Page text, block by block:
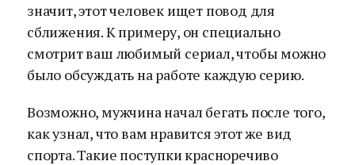
значит, этот человек ищет повод для
сближения. К примеру, он специально
смотрит ваш любимый сериал, чтобы можно
было обсуждать на работе каждую серию.
Возможно, мужчина начал бегать после того,
как узнал, что вам нравится этот же вид
спорта. Такие поступки красноречиво